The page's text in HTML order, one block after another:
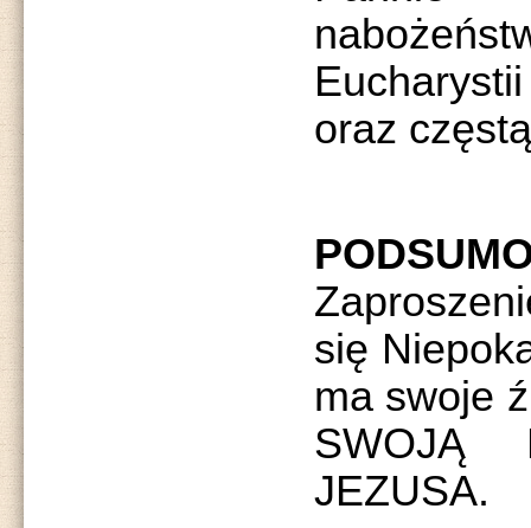
oraz
się
ma swoje
SWOJĄ
JEZUSA.